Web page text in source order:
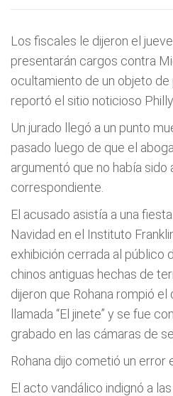
Los fiscales le dijeron el
presentarán cargos contra
ocultamiento de un objeto de
reportó el sitio noticioso
Un jurado llegó a un punto
pasado luego de que el
argumentó que no había sido
correspondiente.
El acusado asistía a una
Navidad en el Instituto
exhibición cerrada al público
chinos antiguas hechas de
dijeron que Rohana rompió
llamada “El jinete” y se fue
grabado en las cámaras de
Rohana dijo cometió un error
El acto vandálico indignó a